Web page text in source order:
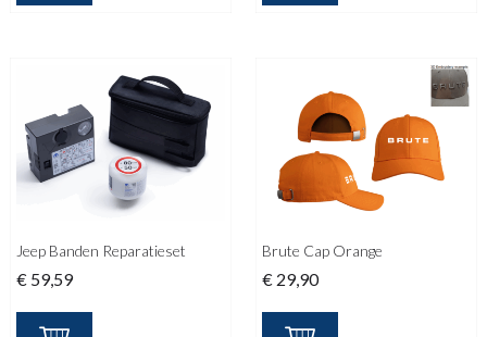
Jeep Banden Reparatieset
€ 59,59
Brute Cap Orange
€ 29,90